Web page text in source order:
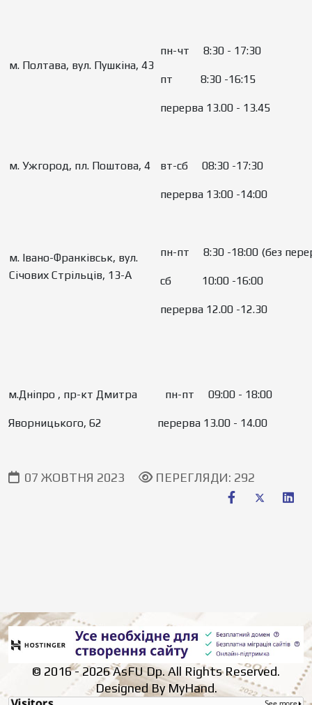
м. Полтава, вул. Пушкіна, 43
пн-чт 8:30 - 17:30
пт 8:30 -16:15
перерва 13.00 - 13.45
м. Ужгород, пл. Поштова, 4 вт-сб 08:30 -17:30
перерва 13:00 -14:00
м. Івано-Франківськ, вул.
Січових Стрільців, 13-А
пн-пт 8:30 -18:00 (без
сб 10:00 -16:00
перерва 12.00 -12.30
м.Дніпро , пр-кт Дмитра пн-пт 09:00 - 18:00
Яворницького, 62 перерва 13.00 - 14.00
07 ЖОВТНЯ 2023 ПЕРЕГЛЯДИ: 292
© 2016 - 2026 AsFU Dp. All Rights Reserved.
Designed By MyHand.